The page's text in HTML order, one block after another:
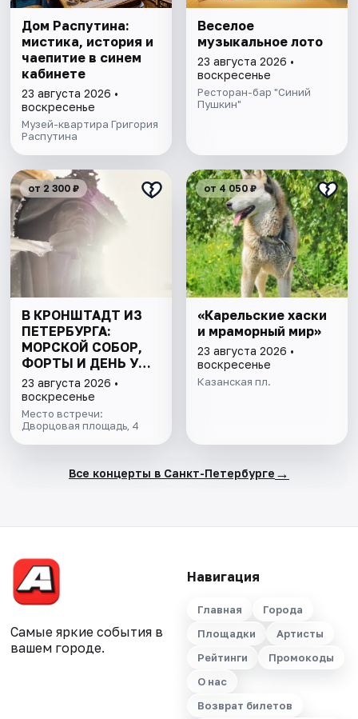
Дом Распутина:
мистика, история и
чаепитие в синем
кабинете
23 августа 2026 •
воскресенье
Музей-квартира Григория
Распутина
Веселое
музыкальное лото
23 августа 2026 •
воскресенье
Ресторан-бар "Синий
Пушкин"
от 2 300 ₽
В КРОНШТАДТ ИЗ
ПЕТЕРБУРГА:
МОРСКОЙ СОБОР,
ФОРТЫ И ДЕНЬ У
ФИНСКОГО ЗАЛИВА.
ВСЁ ВКЛЮЧЕНО
23 августа 2026 •
воскресенье
Место встречи:
Дворцовая площадь, 4
от 4 050 ₽
«Карельские хаски
и мраморный мир»
23 августа 2026 •
воскресенье
Казанская пл.
Все концерты в Санкт-Петербурге →
Самые яркие события в
вашем городе.
Навигация
Главная
Города
Площадки
Артисты
Рейтинги
Промокоды
О нас
Возврат билетов